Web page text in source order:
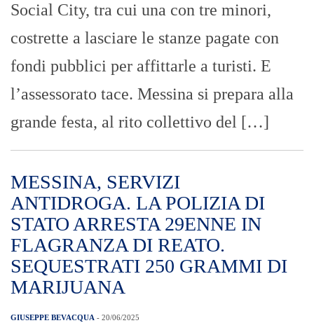
Social City, tra cui una con tre minori,
costrette a lasciare le stanze pagate con
fondi pubblici per affittarle a turisti. E
l’assessorato tace. Messina si prepara alla
grande festa, al rito collettivo del […]
MESSINA, SERVIZI
ANTIDROGA. LA POLIZIA DI
STATO ARRESTA 29ENNE IN
FLAGRANZA DI REATO.
SEQUESTRATI 250 GRAMMI DI
MARIJUANA
GIUSEPPE BEVACQUA - 20/06/2025